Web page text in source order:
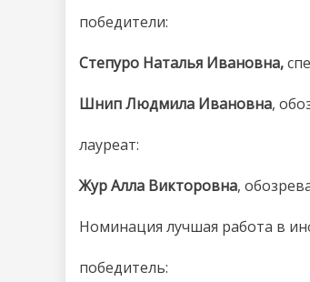
победители:
Степуро Наталья Ивановна,
Шнип Людмила Ивановна,
лауреат:
Жур Алла Викторовна,
Номинация лучшая работа в
победитель: